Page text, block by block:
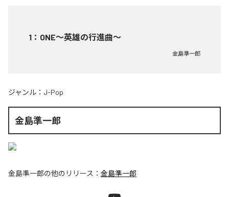
1 ： ONE〜英雄の行進曲〜
金島準一郎
ジャンル： J-Pop
金島準一郎
金島準一郎の他のリリース： 金島準一郎